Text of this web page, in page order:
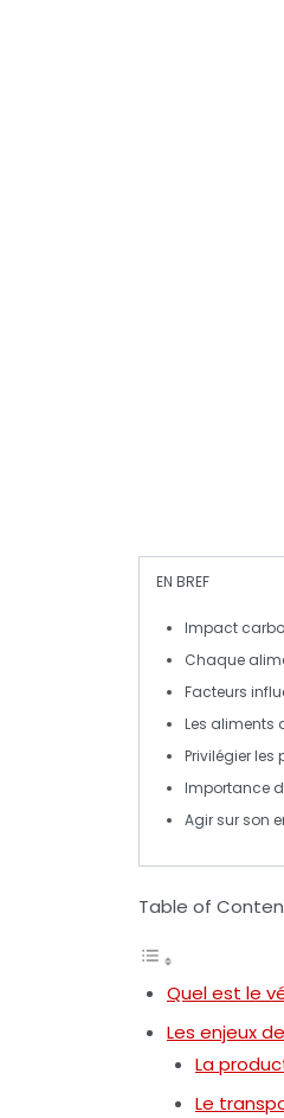
EN BREF
Impact
Chaque
Facteurs
Les aliments
Privilégier les
Importance
Agir sur son
Table of
Quel est le
Les enjeux
La
Le